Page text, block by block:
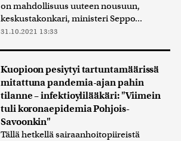
on mahdollisuus uuteen nousuun,
keskustakonkari, ministeri Seppo...
31.10.2021 13:33
Kuopioon pesiytyi tartuntamäärissä
mitattuna pandemia-ajan pahin
tilanne – infektioylilääkäri: "Viimein
tuli koronaepidemia Pohjois-
Savoonkin"
Tällä hetkellä sairaanhoitopiireistä